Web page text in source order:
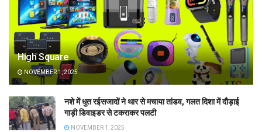
High Square
NOVEMBER 1, 2025
नशे में धुत रईसजादों ने थार से मचाया तांडव, गलत दिशा में दौड़ाई
गाड़ी डिवाइडर से टकराकर पलटी
NOVEMBER 1, 2025